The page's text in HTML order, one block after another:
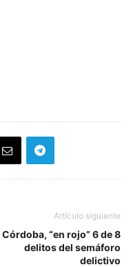
Artículo siguiente
Córdoba, “en rojo” 6 de 8
delitos del semáforo
delictivo